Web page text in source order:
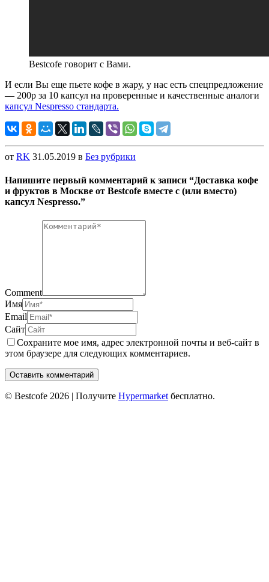
Bestcofe говорит с Вами.
И если Вы еще пьете кофе в жару, у нас есть спецпредложение
— 200р за 10 капсул на проверенные и качественные аналоги
капсул Nespresso стандарта.
от RK 31.05.2019 в Без рубрики
Напишите первый комментарий к записи “Доставка кофе
и фруктов в Москве от Bestcofe вместе c (или вместо)
капсул Nespresso.”
Comment
Имя
Email
Сайт
Сохраните мое имя, адрес электронной почты и веб-сайт в
этом браузере для следующих комментариев.
© Bestcofe 2026 | Получите Hypermarket бесплатно.